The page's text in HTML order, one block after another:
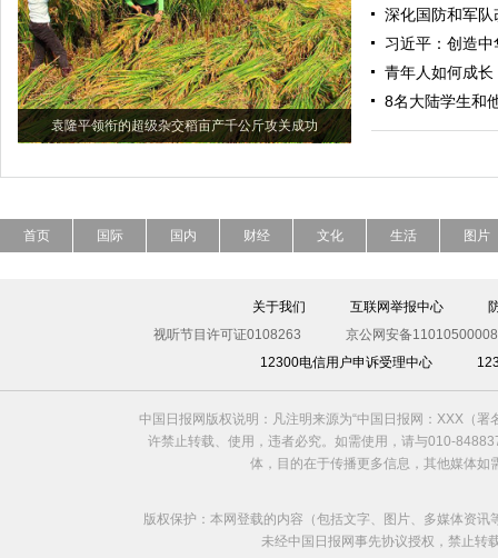
袁隆平领衔的超级杂交稻亩产千公斤攻关成功
深化国防和军
习近平：创造
青年人如何成
8名大陆学生和
首页 国际 国内 财经 文化 生活 图片
关于我们 互联网举报中心
视听节目许可证0108263
京公网安备
12300电信用户申诉受理中心
中国日报网版权说明：凡注明来源为“中国日报网：XXX（
许禁止转载、使用，违者必究。如需使用，请与010-
体，目的在于传播更多信息，其他媒体
版权保护：本网登载的内容（包括文字、图片、多媒体资
未经中国日报网事先协议授权，禁止转